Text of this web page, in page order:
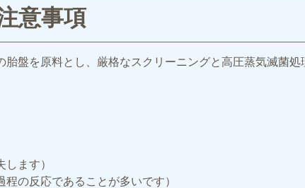
意事項
盤を原料とし、厳格なスクリーニングと高圧蒸気滅菌処
ます）
の反応であることが多いです）